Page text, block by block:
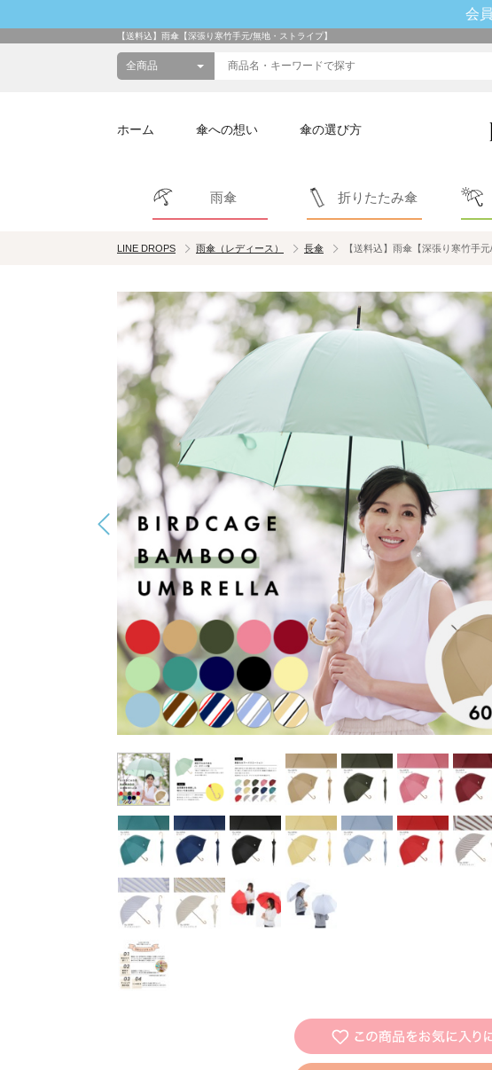
会
【送料込】雨傘【深張り寒竹手元/無地・ストライプ】
ホーム 傘への想い 傘の選び方
雨傘 折りたたみ傘
LINE DROPS 雨傘（レディース） 長傘 【送料込】雨傘【深張り寒竹手元